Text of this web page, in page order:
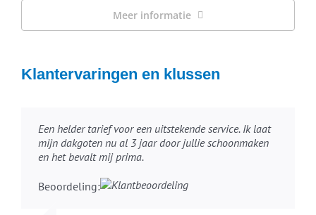
Meer informatie
Klantervaringen en klussen
Een helder tarief voor een uitstekende service. Ik laat
mijn dakgoten nu al 3 jaar door jullie schoonmaken
en het bevalt mij prima.
Beoordeling: